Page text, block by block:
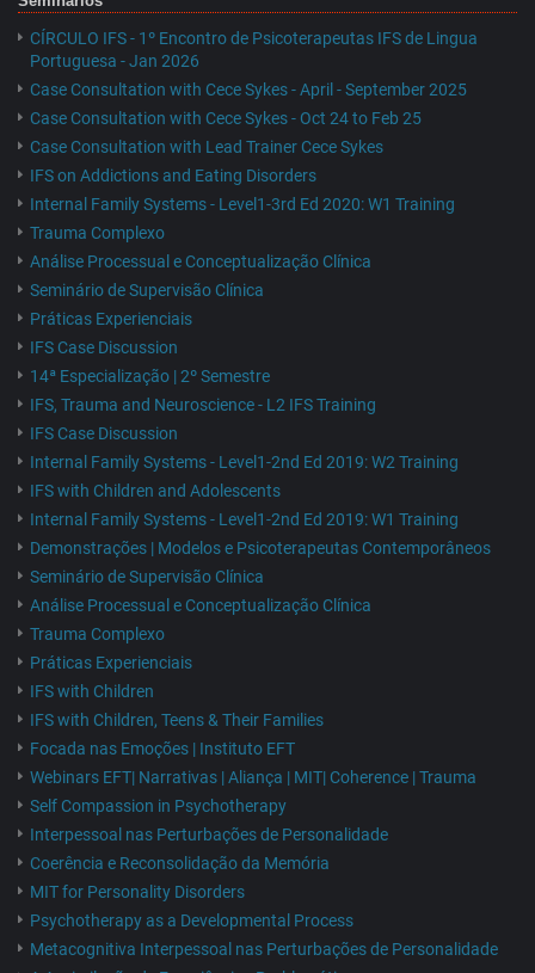
CÍRCULO IFS - 1º Encontro de Psicoterapeutas IFS de Lingua
Portuguesa - Jan 2026
Case Consultation with Cece Sykes - April - September 2025
Case Consultation with Cece Sykes - Oct 24 to Feb 25
Case Consultation with Lead Trainer Cece Sykes
IFS on Addictions and Eating Disorders
Internal Family Systems - Level1-3rd Ed 2020: W1 Training
Trauma Complexo
Análise Processual e Conceptualização Clínica
Seminário de Supervisão Clínica
Práticas Experienciais
IFS Case Discussion
14ª Especialização | 2º Semestre
IFS, Trauma and Neuroscience - L2 IFS Training
IFS Case Discussion
Internal Family Systems - Level1-2nd Ed 2019: W2 Training
IFS with Children and Adolescents
Internal Family Systems - Level1-2nd Ed 2019: W1 Training
Demonstrações | Modelos e Psicoterapeutas Contemporâneos
Seminário de Supervisão Clínica
Análise Processual e Conceptualização Clínica
Trauma Complexo
Práticas Experienciais
IFS with Children
IFS with Children, Teens & Their Families
Focada nas Emoções | Instituto EFT
Webinars EFT| Narrativas | Aliança | MIT| Coherence | Trauma
Self Compassion in Psychotherapy
Interpessoal nas Perturbações de Personalidade
Coerência e Reconsolidação da Memória
MIT for Personality Disorders
Psychotherapy as a Developmental Process
Metacognitiva Interpessoal nas Perturbações de Personalidade